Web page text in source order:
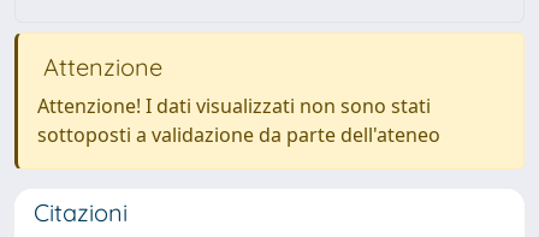
Attenzione
Attenzione! I dati visualizzati non sono stati
sottoposti a validazione da parte dell'ateneo
Citazioni